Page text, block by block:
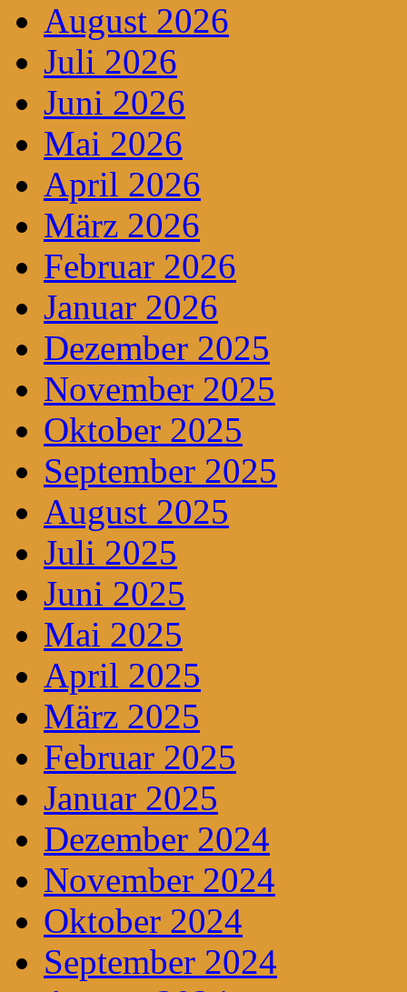
August 2026
Juli 2026
Juni 2026
Mai 2026
April 2026
März 2026
Februar 2026
Januar 2026
Dezember 2025
November 2025
Oktober 2025
September 2025
August 2025
Juli 2025
Juni 2025
Mai 2025
April 2025
März 2025
Februar 2025
Januar 2025
Dezember 2024
November 2024
Oktober 2024
September 2024